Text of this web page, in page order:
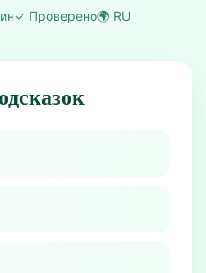
✓ Проверено🌍 RU